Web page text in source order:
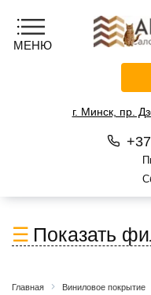
содержанию
г. Минск, пр.
Главная Виниловое покрытие
Показать